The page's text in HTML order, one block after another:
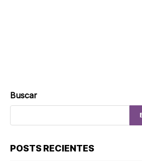
Buscar
POSTS RECIENTES